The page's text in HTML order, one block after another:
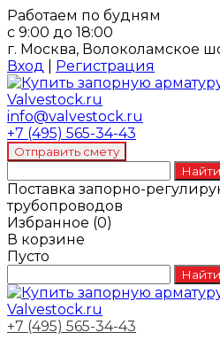
Работаем по будням
с 9:00 до 18:00
г. Москва, Волоколамское
Вход
Регистрация
info@valvestock.ru
+7 (495) 565-34-43
Поставка запорно-
трубопроводов
Избранное (0)
В корзине
Пусто
+7 (495) 565-34-43